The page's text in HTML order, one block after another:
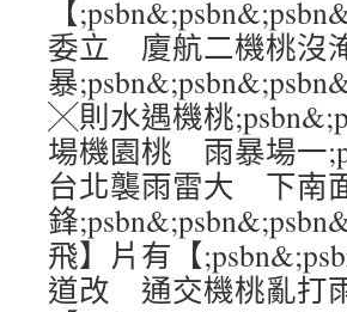
【
委立 廈航二機桃沒
暴
╳則水遇機桃
場機園桃 雨暴場一
台北襲雨雷大 下南
鋒
飛】片有【
道改 通交機桃亂打